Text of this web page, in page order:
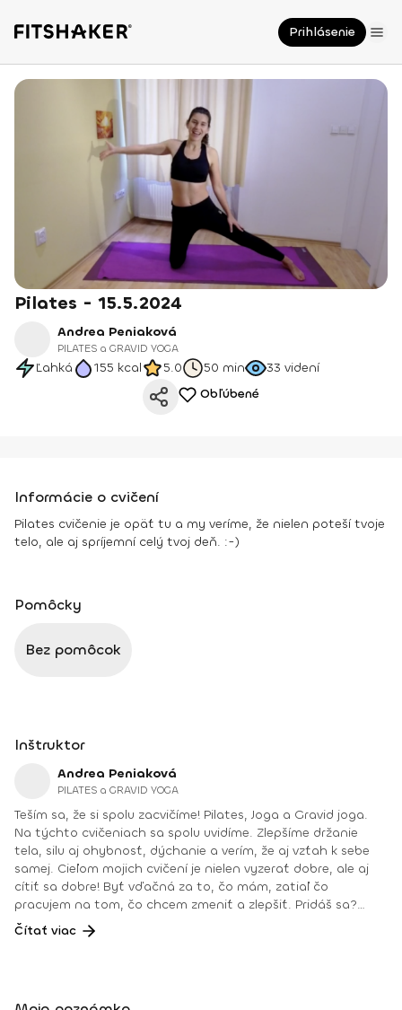
Prihlásenie
Pilates - 15.5.2024
Andrea Peniaková
PILATES a GRAVID YOGA
Ľahká 155 kcal 5.0 50 min 33 videní
Obľúbené
Informácie o cvičení
Pilates cvičenie je opäť tu a my veríme, že nielen poteší tvoje
telo, ale aj spríjemní celý tvoj deň. :-)
Pomôcky
Bez pomôcok
Inštruktor
Andrea Peniaková
PILATES a GRAVID YOGA
Teším sa, že si spolu zacvičíme! Pilates, Joga a Gravid joga.
Na týchto cvičeniach sa spolu uvidíme. Zlepšíme držanie
tela, silu aj ohybnosť, dýchanie a verím, že aj vzťah k sebe
samej. Cieľom mojich cvičení je nielen vyzerať dobre, ale aj
cítiť sa dobre! Byť vďačná za to, čo mám, zatiaľ čo
pracujem na tom, čo chcem zmeniť a zlepšiť. Pridáš sa?
Teším sa na teba na online lekciách vo Fitshakeri, aj vo
Fitshaker podcaste! Taktiež osobne na mojich hodinách v
Čítať viac